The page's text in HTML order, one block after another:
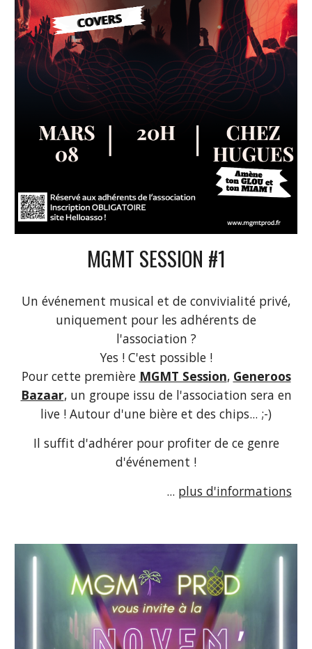
MGMT SESSION #1
Un événement musical et de convivialité privé,
uniquement pour les adhérents de
l'association ?
Yes ! C'est possible !
Pour cette première MGMT Session, Generoos
Bazaar, un groupe issu de l'association sera en
live ! Autour d'une bière et des chips... ;-)
Il suffit d'adhérer pour profiter de ce genre
d'événement !
... plus d'informations